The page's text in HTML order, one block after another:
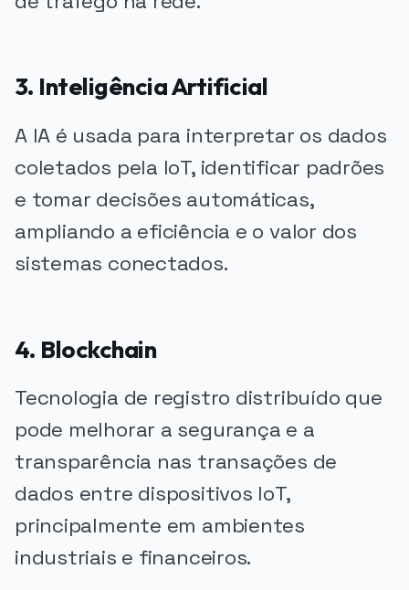
3. Inteligência Artificial
A IA é usada para interpretar os dados
coletados pela IoT, identificar padrões
e tomar decisões automáticas,
ampliando a eficiência e o valor dos
sistemas conectados.
4. Blockchain
Tecnologia de registro distribuído que
pode melhorar a segurança e a
transparência nas transações de
dados entre dispositivos IoT,
principalmente em ambientes
industriais e financeiros.